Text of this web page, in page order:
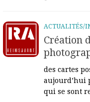
ACTUALITÉS/
Création
des cartes
aujourd’hui
qui se sont